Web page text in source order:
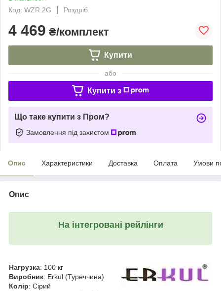
Код: WZR.2G
Роздріб
4 469 ₴/комплект
Купити
або
Купити з
Що таке купити з Пром?
Замовлення під захистом
Опис Характеристики Доставка Оплата Умови
Опис
На інтегровані рейлінги
Нагрузка: 100 кг
Виробник: Erkul (Туреччина)
Колір: Сірий